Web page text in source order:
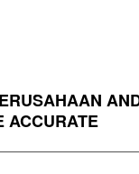
ACCURATE